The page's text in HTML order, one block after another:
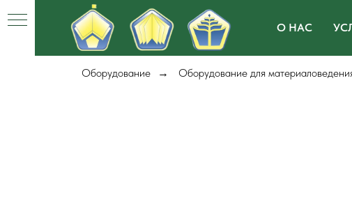
О НАС
Оборудование → Оборудование для